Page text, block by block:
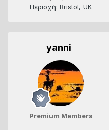
Περιοχή: Bristol, UK
yanni
Premium Members